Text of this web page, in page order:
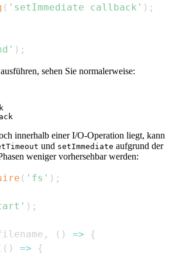
( 'setImmediate callback' ) ;
) ;
sehen Sie normalerweise:
innerhalb einer I/O-Operation liegt, kann
und setImmediate aufgrund der
weniger vorhersehbar werden:
( 'fs' ) ;
) ;
, ( ) =>
{
( ) =>
{